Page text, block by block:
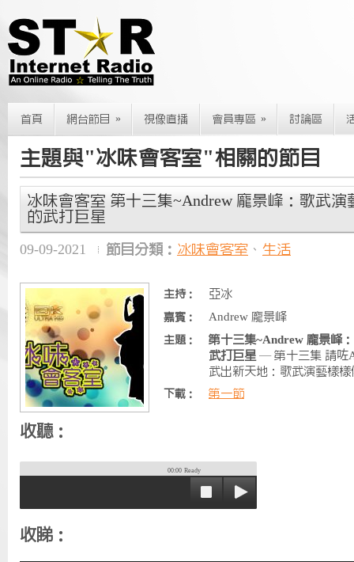
首頁 網台節目 » 視像直播 會員專區 » 討論區
主題與"冰味會客室"相關的節目
冰味會客室 第十三集~Andrew 龐景峰：歌武演
的武打巨星
09-09-2021 節目分類： 冰味會客室 、 生活
主持： 亞冰
嘉賓： Andrew 龐景峰
主題：
第十三集~Andrew 龐景峰
武打巨星 — 第十三集 請咗
武出新天地：歌武演藝樣
下載： 第一節
收聽：
00:00 Ready
收睇：